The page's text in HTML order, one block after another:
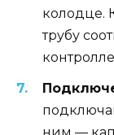
колодце.
трубу